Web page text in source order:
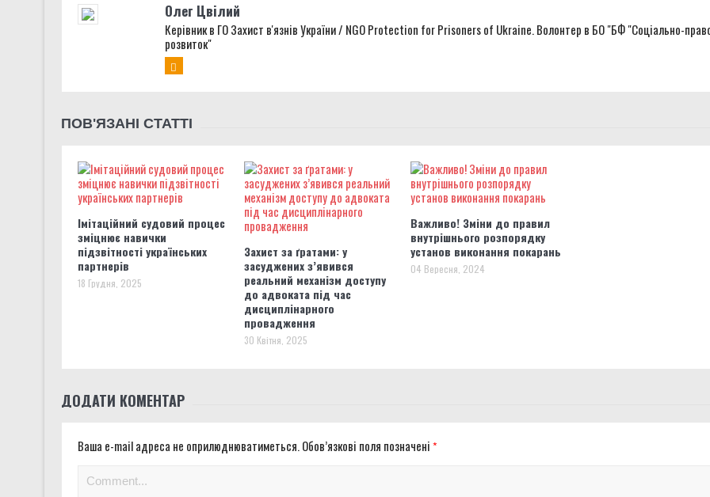
Олег Цвілий
Керівник в ГО Захист в'язнів України / NGO Protection for Prisoners of Ukraine. Волонтер в БО "БФ "Соціально-
розвиток"
ПОВ'ЯЗАНІ СТАТТІ
Імітаційний судовий процес
зміцнює навички
підзвітності українських
партнерів
18 Грудня, 2025
Захист за ґратами: у
засуджених з’явився
реальний механізм доступу
до адвоката під час
дисциплінарного
провадження
30 Квітня, 2025
Важливо! Зміни до правил
внутрішнього розпорядку
установ виконання покарань
04 Вересня, 2024
ДОДАТИ КОМЕНТАР
Ваша e-mail адреса не оприлюднюватиметься. Обов’язкові поля позначені*